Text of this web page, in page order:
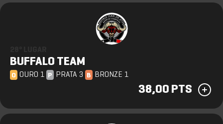
BUFFALO TEAM
O OURO 1 P PRATA 3 B BRONZE 1
38,00 PTS